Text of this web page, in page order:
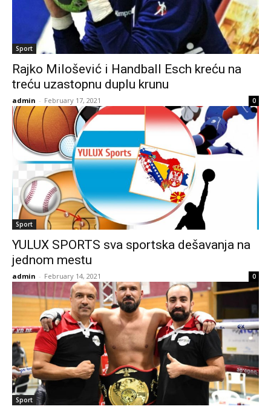
Sport
Rajko Milošević i Handball Esch kreću na
treću uzastopnu duplu krunu
admin - February 17, 2021 0
Sport
YULUX SPORTS sva sportska dešavanja na
jednom mestu
admin - February 14, 2021 0
Sport